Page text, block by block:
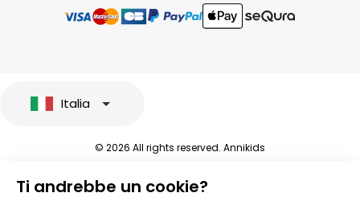
Ti andrebbe un cookie?
Italia
© 2026 All rights reserved. Annikids